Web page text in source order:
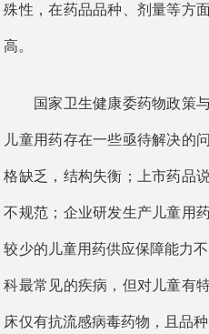
殊性，在药品品种、剂量等方
高。
国家卫生健康委药物政策与
儿童用药存在一些亟待解决的
格缺乏，结构失衡；上市药品
不规范；企业研发生产儿童用
较少的儿童用药供应保障能力
科最常见的疾病，但对儿童有
床仅有抗流感病毒药物，且品